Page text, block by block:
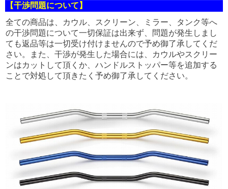
【干渉問題について】
全ての商品は、カウル、スクリーン、ミラー、タンク等へ
の干渉問題について一切保証は出来ず、問題が発生しまし
ても返品等は一切受け付けませんので予め御了承してくだ
さい。また、干渉が発生した場合には、カウルやスクリー
ンはカットして頂くか、ハンドルストッパー等を追加する
ことで対処して頂きたく予め御了承してください。